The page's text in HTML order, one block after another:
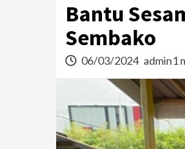
Bantu
Sembako
06/03/2024 admin1